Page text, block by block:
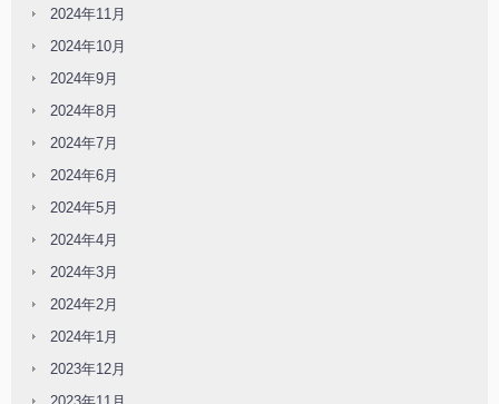
2024年11月
2024年10月
2024年9月
2024年8月
2024年7月
2024年6月
2024年5月
2024年4月
2024年3月
2024年2月
2024年1月
2023年12月